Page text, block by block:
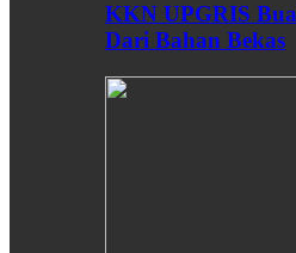
KKN UPGRIS
Dari Bahan Bekas